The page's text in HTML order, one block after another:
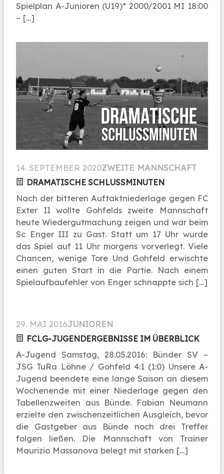
Spielplan A-Junioren (U19)* 2000/2001 MI 18:00
– […]
14. SEPTEMBER 2020ZWEITE MANNSCHAFT
DRAMATISCHE SCHLUSSMINUTEN
Nach der bitteren Auftaktniederlage gegen FC
Exter II wollte Gohfelds zweite Mannschaft
heute Wiedergutmachung zeigen und war beim
Sc Enger III zu Gast. Statt um 17 Uhr wurde
das Spiel auf 11 Uhr morgens vorverlegt. Viele
Chancen, wenige Tore Und Gohfeld erwischte
einen guten Start in die Partie. Nach einem
Spielaufbaufehler von Enger schnappte sich […]
29. MAI 2016JUNIOREN
FCLG-JUGEND­ERGEB­NISSE IM ÜBERBLICK
A-Jugend Samstag, 28.05.2016: Bünder SV –
JSG TuRa Löhne / Gohfeld 4:1 (1:0) Unsere A-
Jugend beendete eine lange Saison an diesem
Wochenende mit einer Niederlage gegen den
Tabellenzweiten aus Bünde. Fabian Neumann
erzielte den zwischenzeitlichen Ausgleich, bevor
die Gastgeber aus Bünde noch drei Treffer
folgen ließen. Die Mannschaft von Trainer
Maurizio Massanova belegt mit starken […]